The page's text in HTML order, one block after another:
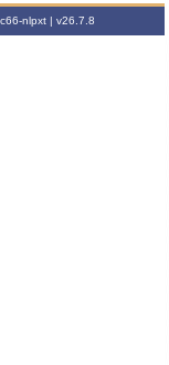
nlpxt | v26.7.8